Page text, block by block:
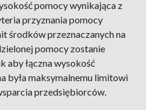
pomocy wynikająca z
przyznania pomocy
środków przeznaczanych na
pomocy zostanie
aby łączna wysokość
była maksymalnemu limitowi
przedsiębiorców.